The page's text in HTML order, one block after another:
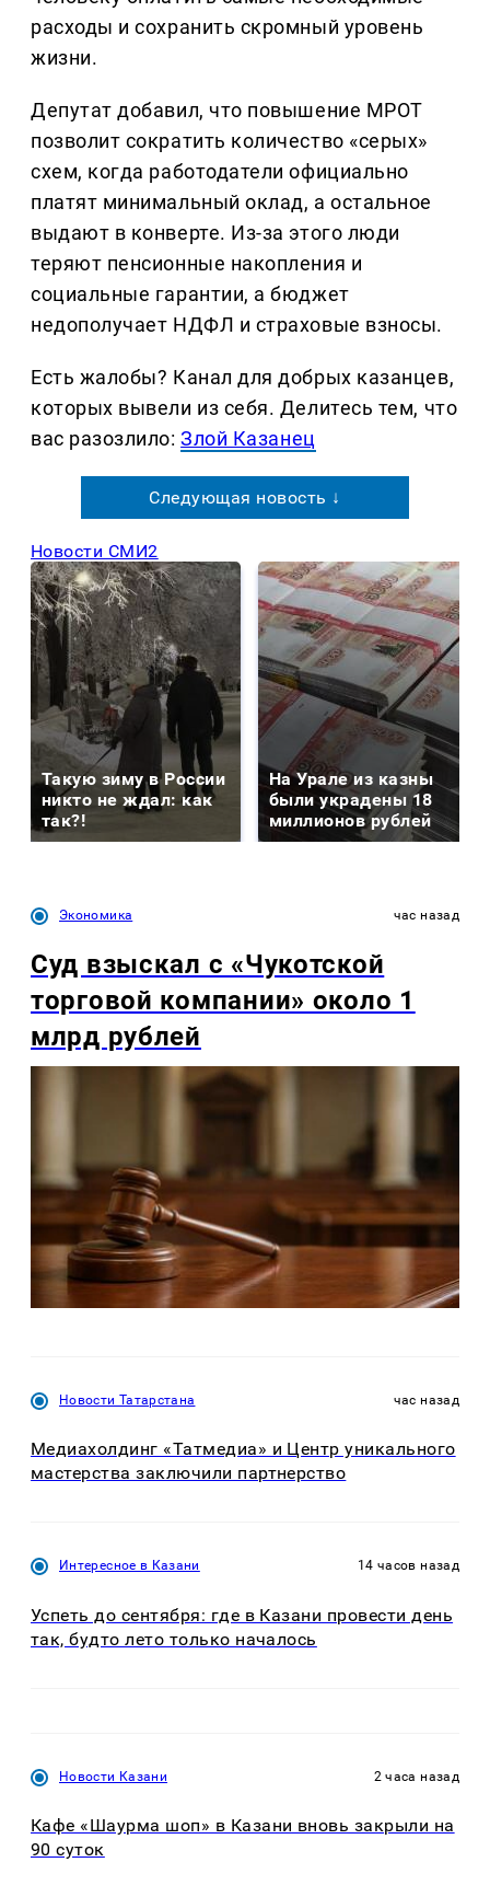
расходы и сохранить скромный уровень
жизни.
Депутат добавил, что повышение МРОТ
позволит сократить количество «серых»
схем, когда работодатели официально
платят минимальный оклад, а остальное
выдают в конверте. Из-за этого люди
теряют пенсионные накопления и
социальные гарантии, а бюджет
недополучает НДФЛ и страховые взносы.
Есть жалобы? Канал для добрых казанцев,
которых вывели из себя. Делитеcь тем, что
вас разозлило:Злой Казанец
Следующая новость ↓
Новости СМИ2
Такую зиму в России
никто не ждал: как
так?!
На Урале из казны
были украдены 18
миллионов рублей
Экономика час назад
Суд взыскал с «Чукотской
торговой компании» около 1
млрд рублей
Новости Татарстана час назад
Медиахолдинг «Татмедиа» и Центр уникального
мастерства заключили партнерство
Интересное в Казани 14 часов назад
Успеть до сентября: где в Казани провести день
так, будто лето только началось
Новости Казани 2 часа назад
Кафе «Шаурма шоп» в Казани вновь закрыли на
90 суток